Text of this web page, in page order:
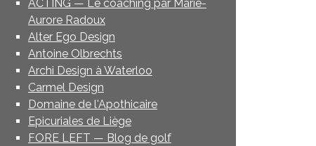
ACTING — Le coaching par Marie-
Aurore Radoux
Alter Ego Design
Antoine Olbrechts
Archi Design à Waterloo
Carmel Design
Domaine de l'Apothicaire
Epicuriales de Liège
FORE LEFT — Blog de golf